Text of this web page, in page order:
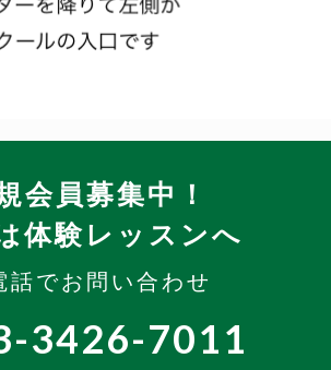
会員募集中！
体験レッスンへ
話でお問い合わせ
3426-7011